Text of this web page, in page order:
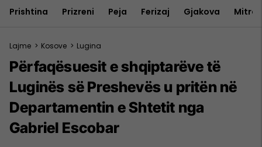
Prishtina Prizreni Peja Ferizaj Gjakova
Lajme > Kosove > Lugina
Përfaqësuesit e shqiptarëve të
Luginës së Preshevës u pritën në
Departamentin e Shtetit nga
Gabriel Escobar